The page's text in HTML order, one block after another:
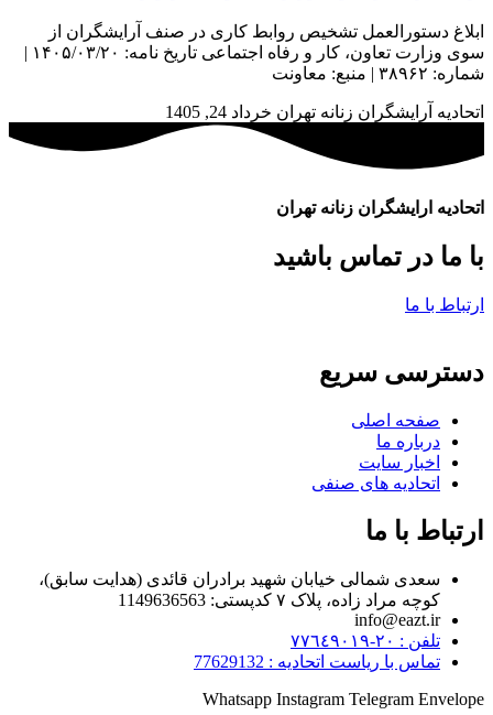
ابلاغ دستورالعمل تشخیص روابط کاری در صنف آرایشگران از
سوی وزارت تعاون، کار و رفاه اجتماعی تاریخ نامه: ۱۴۰۵/۰۳/۲۰ |
شماره: ۳۸۹۶۲ | منبع: معاونت
اتحادیه آرایشگران زنانه تهران خرداد 24, 1405
اتحادیه ارایشگران زنانه تهران
با ما در تماس باشید
ارتباط با ما
دسترسی سریع
صفحه اصلی
درباره ما
اخبار سایت
اتحادیه های صنفی
ارتباط با ما
سعدی شمالی خیابان شهید برادران قائدی (هدایت سابق)،
کوچه مراد زاده، پلاک ۷ کدپستی: 1149636563
info@eazt.ir
تلفن : ٢٠-٧٧٦٤٩٠١٩
تماس با ریاست اتحادیه : 77629132
Whatsapp Instagram Telegram Envelope